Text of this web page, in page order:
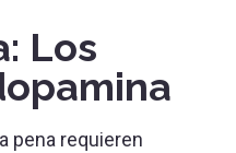
Los
pena requieren